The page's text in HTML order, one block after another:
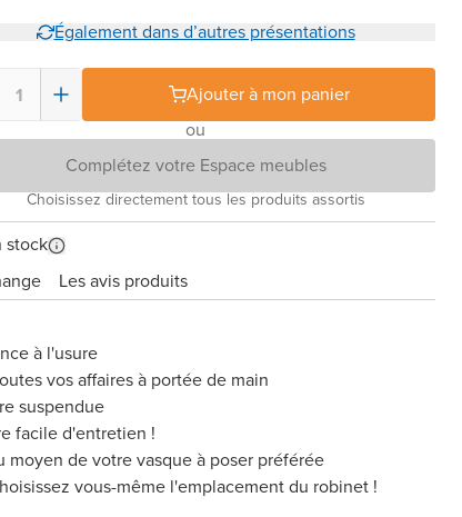
Également dans d’autres présentations
Ajouter à mon panier
ou
Complétez votre Espace meubles
Choisissez directement tous les produits assortis
stock
Les avis produits
à l'usure
vos affaires à portée de main
suspendue
facile d'entretien !
moyen de votre vasque à poser préférée
vous-même l'emplacement du robinet !